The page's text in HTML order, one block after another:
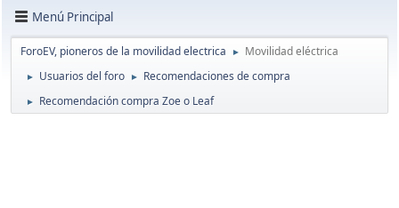
Menú Principal
ForoEV, pioneros de la movilidad electrica ► Movilidad eléctrica
► Usuarios del foro ► Recomendaciones de compra
► Recomendación compra Zoe o Leaf